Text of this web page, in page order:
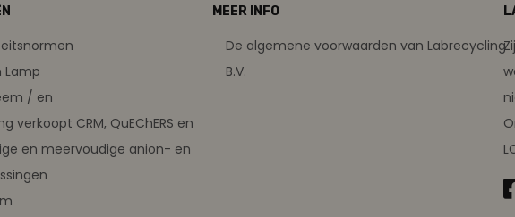
Lamp
/ en
verkoopt CRM, QuEChERS en
en meervoudige anion- en
MEER INFO
De algemene voorwaarden van Labrecycling
B.V.